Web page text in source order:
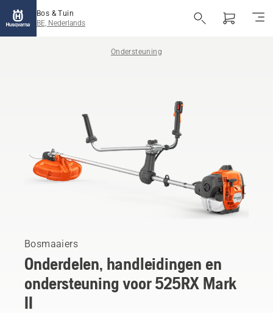
Bos & Tuin
BE, Nederlands
Ondersteuning
Bosmaaiers
Onderdelen, handleidingen en
ondersteuning voor 525RX Mark
II